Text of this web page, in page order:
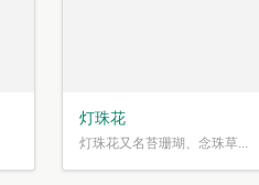
灯珠花
灯珠花又名苔珊瑚、念珠草...